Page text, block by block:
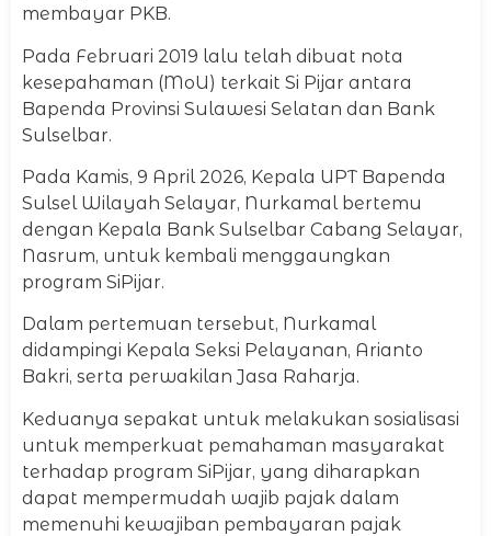
membayar PKB.
Pada Februari 2019 lalu telah dibuat nota
kesepahaman (MoU) terkait Si Pijar antara
Bapenda Provinsi Sulawesi Selatan dan Bank
Sulselbar.
Pada Kamis, 9 April 2026, Kepala UPT Bapenda
Sulsel Wilayah Selayar, Nurkamal bertemu
dengan Kepala Bank Sulselbar Cabang Selayar,
Nasrum, untuk kembali menggaungkan
program SiPijar.
Dalam pertemuan tersebut, Nurkamal
didampingi Kepala Seksi Pelayanan, Arianto
Bakri, serta perwakilan Jasa Raharja.
Keduanya sepakat untuk melakukan sosialisasi
untuk memperkuat pemahaman masyarakat
terhadap program SiPijar, yang diharapkan
dapat mempermudah wajib pajak dalam
memenuhi kewajiban pembayaran pajak